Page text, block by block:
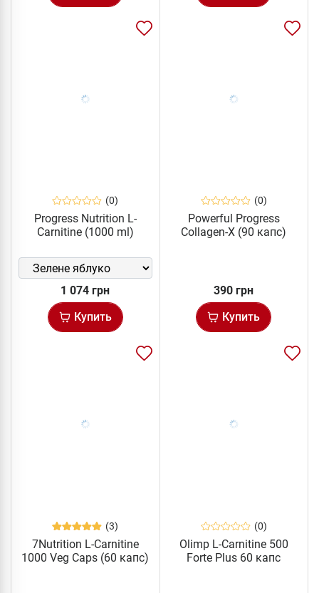
(0)
Progress Nutrition L-
Carnitine (1000 ml)
1 074 грн
Купить
(0)
Powerful Progress
Collagen-X (90 капс)
390 грн
Купить
(3)
7Nutrition L-Carnitine
1000 Veg Caps (60 капс)
(0)
Olimp L-Carnitine 500
Forte Plus 60 капс